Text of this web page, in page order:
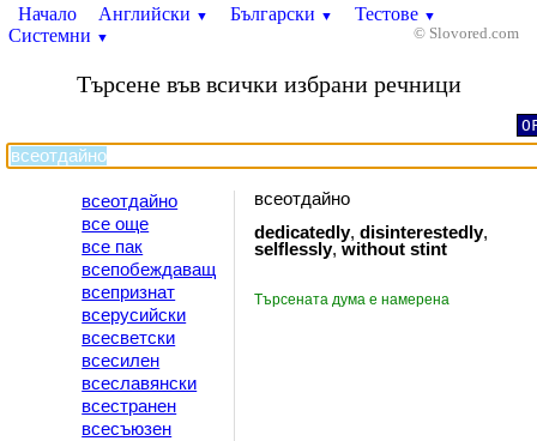
Начало Английски ▼ Български ▼ Тестове ▼
Системни ▼ © Slovored.com
Търсене във всички избрани речници
всеотдайно
все още
все пак
всепобеждаващ
всепризнат
всерусийски
всесветски
всесилен
всеславянски
всестранен
всесъюзен
всеотдайно
dedicatedly,disinterestedly,
selflessly,without stint
Търсената дума е намерена